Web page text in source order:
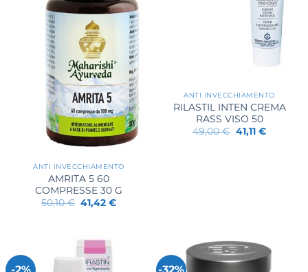
ANTI INVECCHIAMENTO
AMRITA 5 60
COMPRESSE 30 G
50,10€ Il
prezzo
50,10 €.
41,42€Il
ANTI INVECCHIAMENTO
RILASTIL INTEN CREMA
RASS VISO 50
49,00€ Il
prezzo
41,11 €Il